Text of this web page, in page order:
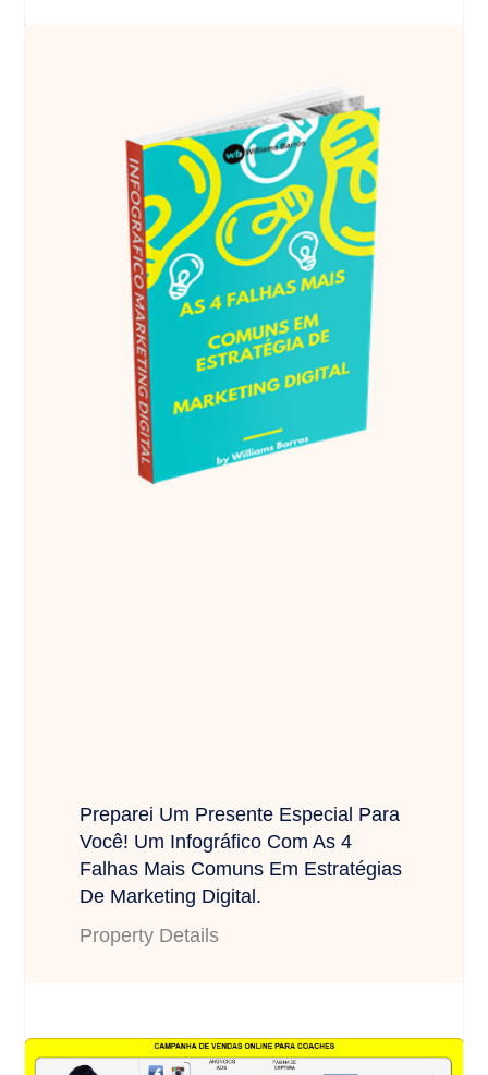
Preparei Um Presente Especial Para
Você! Um Infográfico Com As 4
Falhas Mais Comuns Em Estratégias
De Marketing Digital.
Property Details